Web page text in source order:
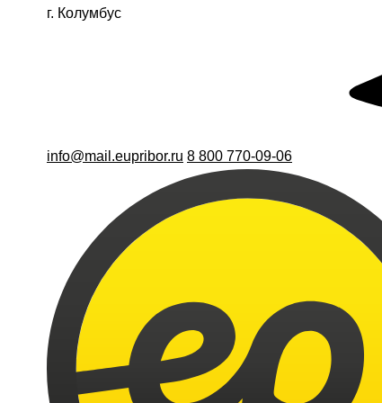
г. Колумбус
info@mail.eupribor.ru 8 800 770-09-06